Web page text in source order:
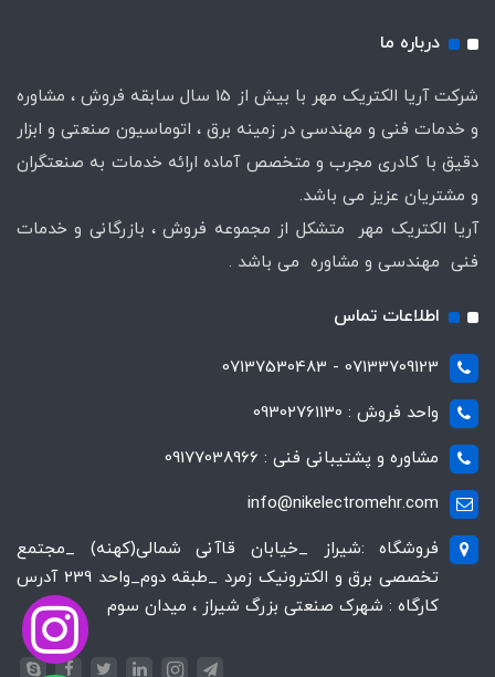
درباره ما
شرکت آریا الکتریک مهر با بیش از 15 سال سابقه فروش ، مشاوره
و خدمات فنی و مهندسی در زمینه برق ، اتوماسیون صنعتی و ابزار
دقیق با کادری مجرب و متخصص آماده ارائه خدمات به صنعتگران
و مشتریان عزیز می باشد.
آریا الکتریک مهر متشکل از مجموعه فروش ، بازرگانی و خدمات
فنی مهندسی و مشاوره می باشد .
اطلاعات تماس
07133709123 - 07137530483
واحد فروش : 09302761130
مشاوره و پشتیبانی فنی : 09177038966
info@nikelectromehr.com
فروشگاه :شیراز _خیابان قاآنی شمالی(کهنه) _مجتمع
تخصصی برق و الکترونیک زمرد _طبقه دوم_واحد 239 آدرس
کارگاه : شهرک صنعتی بزرگ شیراز ، میدان سوم